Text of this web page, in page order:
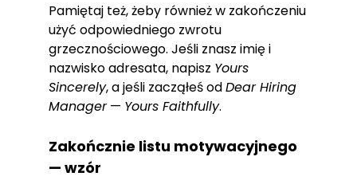
Pamiętaj też, żeby również w zakończeniu
użyć odpowiedniego zwrotu
grzecznościowego. Jeśli znasz imię i
nazwisko adresata, napisz Yours
Sincerely, a jeśli zacząłeś odDear Hiring
Manager— Yours Faithfully.
Zakończnie listu motywacyjnego
— wzór